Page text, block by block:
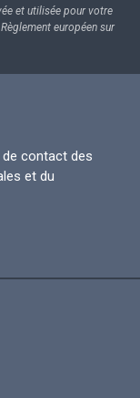
et utilisée pour votre
européen sur
contact des
et du